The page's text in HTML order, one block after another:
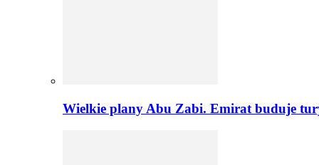
Wielkie plany Abu Zabi. Emirat buduje